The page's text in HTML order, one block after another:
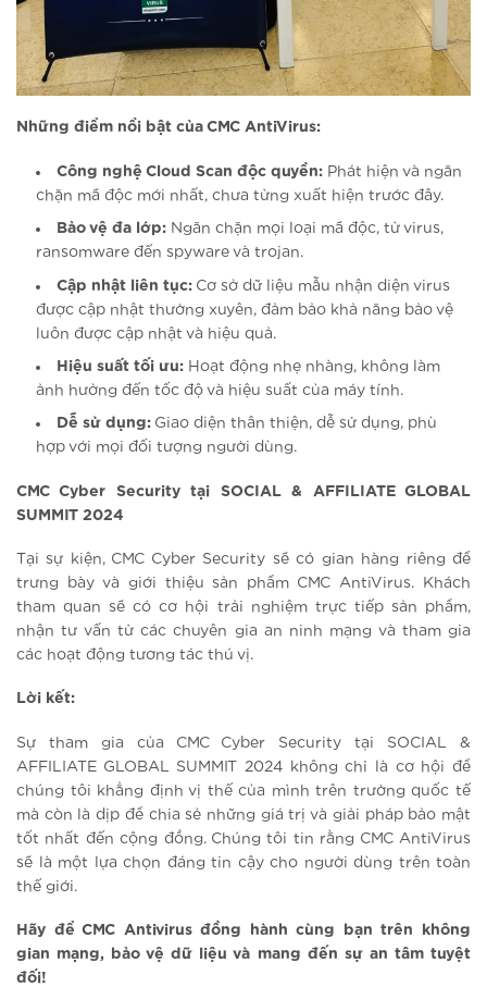
Những điểm nổi bật của CMC AntiVirus:
Công nghệ Cloud Scan độc quyền: Phát hiện và ngăn
chặn mã độc mới nhất, chưa từng xuất hiện trước đây.
Bảo vệ đa lớp: Ngăn chặn mọi loại mã độc, từ virus,
ransomware đến spyware và trojan.
Cập nhật liên tục: Cơ sở dữ liệu mẫu nhận diện virus
được cập nhật thường xuyên, đảm bảo khả năng bảo vệ
luôn được cập nhật và hiệu quả.
Hiệu suất tối ưu: Hoạt động nhẹ nhàng, không làm
ảnh hưởng đến tốc độ và hiệu suất của máy tính.
Dễ sử dụng: Giao diện thân thiện, dễ sử dụng, phù
hợp với mọi đối tượng người dùng.
CMC Cyber Security tại SOCIAL & AFFILIATE GLOBAL
SUMMIT 2024
Tại sự kiện, CMC Cyber Security sẽ có gian hàng riêng để
trưng bày và giới thiệu sản phẩm CMC AntiVirus. Khách
tham quan sẽ có cơ hội trải nghiệm trực tiếp sản phẩm,
nhận tư vấn từ các chuyên gia an ninh mạng và tham gia
các hoạt động tương tác thú vị.
Lời kết:
Sự tham gia của CMC Cyber Security tại SOCIAL &
AFFILIATE GLOBAL SUMMIT 2024 không chỉ là cơ hội để
chúng tôi khẳng định vị thế của mình trên trường quốc tế
mà còn là dịp để chia sẻ những giá trị và giải pháp bảo mật
tốt nhất đến cộng đồng. Chúng tôi tin rằng CMC AntiVirus
sẽ là một lựa chọn đáng tin cậy cho người dùng trên toàn
thế giới.
Hãy để CMC Antivirus đồng hành cùng bạn trên không
gian mạng, bảo vệ dữ liệu và mang đến sự an tâm tuyệt
đối!